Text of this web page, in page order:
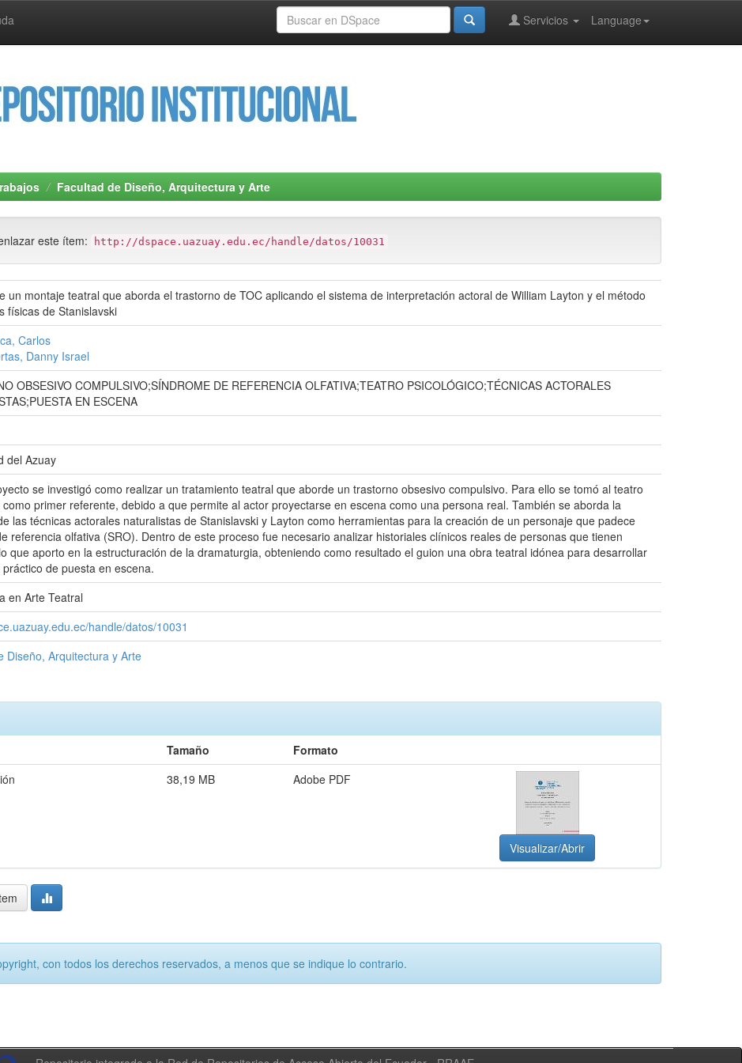
Language
Servicios
Facultad de Diseño, Arquitectura y Arte
este ítem: http://dspace.uazuay.edu.ec/handle/datos/10031
un montaje teatral que aborda el trastorno de TOC aplicando el sistema de interpretación actoral de William Layton y el método
físicas de Stanislavski
Carlos
Danny Israel
OBSESIVO COMPULSIVO;SÍNDROME DE REFERENCIA OLFATIVA;TEATRO PSICOLÓGICO;TÉCNICAS ACTORALES
EN ESCENA
del Azuay
se investigó como realizar un tratamiento teatral que aborde un trastorno obsesivo compulsivo. Para ello se tomó al teatro
como primer referente, debido a que permite al actor proyectarse en escena como una persona real. También se aborda la
las técnicas actorales naturalistas de Stanislavski y Layton como herramientas para la creación de un personaje que padece
referencia olfativa (SRO). Dentro de este proceso fue necesario analizar historiales clínicos reales de personas que tienen
que aporto en la estructuración de la dramaturgia, obteniendo como resultado el guion una obra teatral idónea para desarrollar
de puesta en escena.
en Arte Teatral
handle/datos/10031
Diseño, Arquitectura y Arte
Tamaño
Formato
38,19 MB Adobe PDF
Visualizar/Abrir
con todos los derechos reservados, a menos que se indique lo contrario.